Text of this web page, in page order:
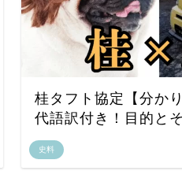
史料
桂タフト協定【分か
代語訳付き！目的と